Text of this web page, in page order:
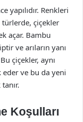
yapılıdır. Renkleri
türlerde, çiçekler
açar. Bambu
ve arıların yanı
çiçekler, aynı
eder ve bu da yeni
Koşulları